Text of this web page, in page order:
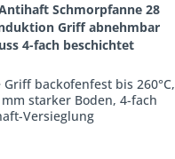
Schmorpfanne 28
Griff abnehmbar
4-fach beschichtet
Griff backofenfest bis 260°C,
mm starker Boden, 4-fach
Versieglung